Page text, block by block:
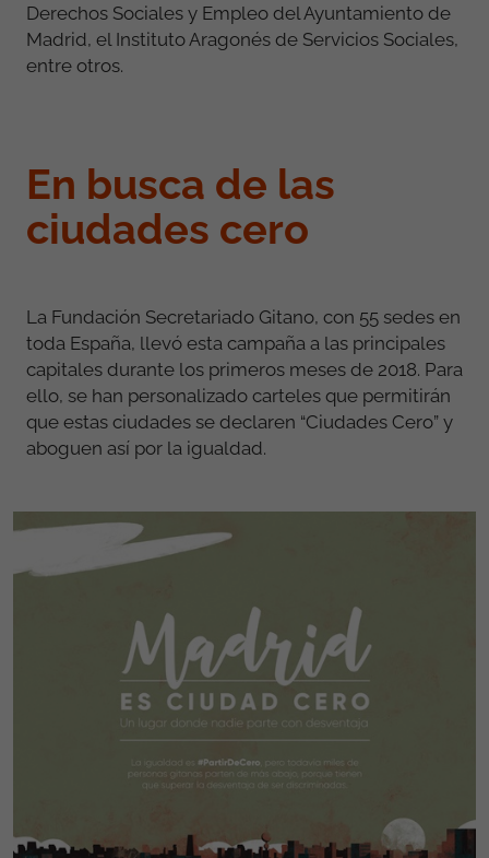
Derechos Sociales y Empleo del Ayuntamiento de
Madrid, el Instituto Aragonés de Servicios Sociales,
entre otros.
En busca de las
ciudades cero
La Fundación Secretariado Gitano, con 55 sedes en
toda España, llevó esta campaña a las principales
capitales durante los primeros meses de 2018. Para
ello, se han personalizado carteles que permitirán
que estas ciudades se declaren “Ciudades Cero” y
aboguen así por la igualdad.